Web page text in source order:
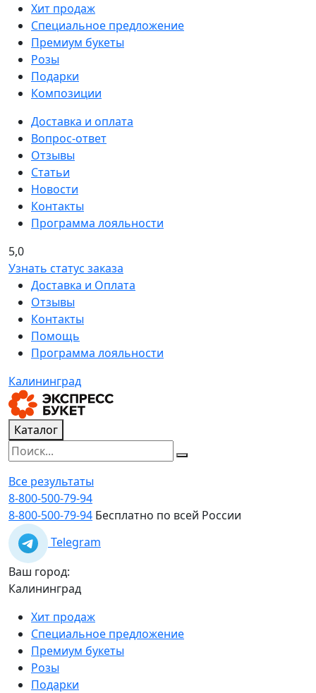
Хит продаж
Специальное предложение
Премиум букеты
Розы
Подарки
Композиции
Доставка и оплата
Вопрос-ответ
Отзывы
Статьи
Новости
Контакты
Программа лояльности
5,0
Узнать статус заказа
Доставка и Оплата
Отзывы
Контакты
Помощь
Программа лояльности
Калининград
Каталог
Все результаты
8-800-500-79-94
8-800-500-79-94 Бесплатно по всей России
Telegram
Ваш город:
Калининград
Хит продаж
Специальное предложение
Премиум букеты
Розы
Подарки